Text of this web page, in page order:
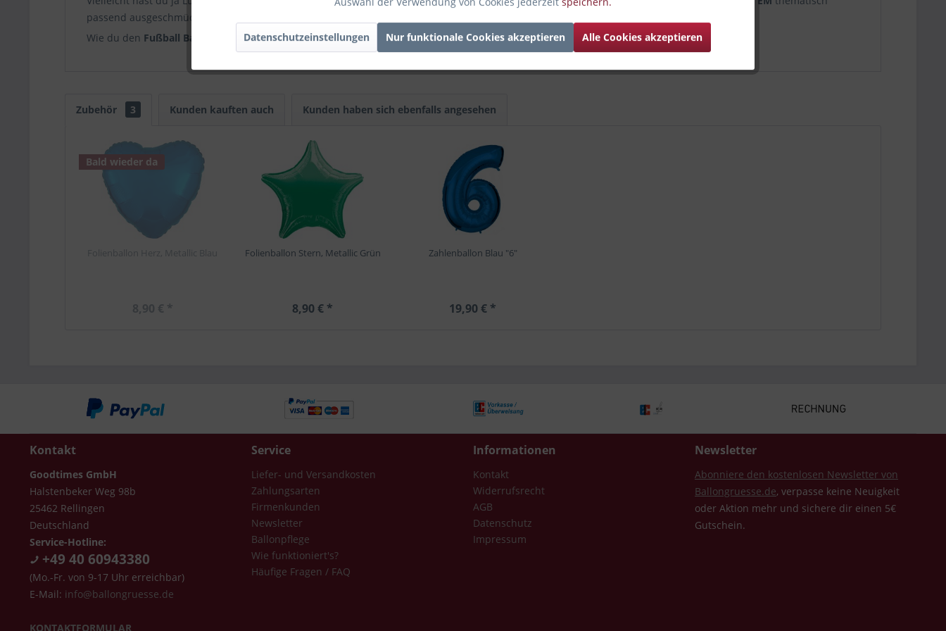
passend ausgeschmückt werden.
Wie du den Fußball Ballon auch verwendest, er ist in jedem Fall einHingucker mit Sportsgeist. Sichere dir das Motiv daher gleich hier!
Zubehör 3 Kunden kauften auch Kunden haben sich ebenfalls angesehen
Bald wieder da
Folienballon Herz, Metallic Blau
8,90 € *
Folienballon Stern, Metallic Grün
8,90 € *
Zahlenballon Blau "6"
19,90 € *
Kontakt
Goodtimes GmbH
Halstenbeker Weg 98b
25462 Rellingen
Deutschland
Service-Hotline:
+49 40 60943380
(Mo.-Fr. von 9-17 Uhr erreichbar)
E-Mail: info@ballongruesse.de
KONTAKTFORMULAR
Service
Liefer- und Versandkosten
Zahlungsarten
Firmenkunden
Newsletter
Ballonpflege
Wie funktioniert's?
Häufige Fragen / FAQ
Informationen
Kontakt
Widerrufsrecht
AGB
Datenschutz
Impressum
Newsletter
Abonniere den kostenlosen Newsletter von
Ballongruesse.de, verpasse keine Neuigkeit
oder Aktion mehr und sichere dir einen 5€
Gutschein.
Datenschutzeinstellungen Nur funktionale Cookies akzeptieren Alle Cookies akzeptieren